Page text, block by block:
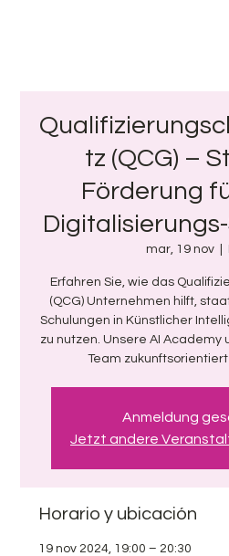
tz (QCG) –
Förderung
mar, 19 nov
Erfahren Sie, wie das
(QCG) Unternehmen hilft,
Schulungen in Künstlicher
zu nutzen. Unsere AI Academy
Team
Anmeldung
Jetzt andere
Horario y ubicación
19 nov 2024, 19:00 – 20:30